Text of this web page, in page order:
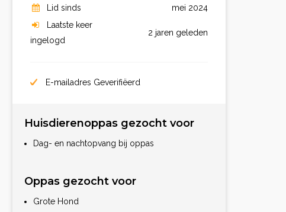
Lid sinds
mei 2024
Laatste keer
ingelogd
2 jaren geleden
E-mailadres Geverifiëerd
Huisdierenoppas gezocht voor
Dag- en nachtopvang bij oppas
Oppas gezocht voor
Grote Hond